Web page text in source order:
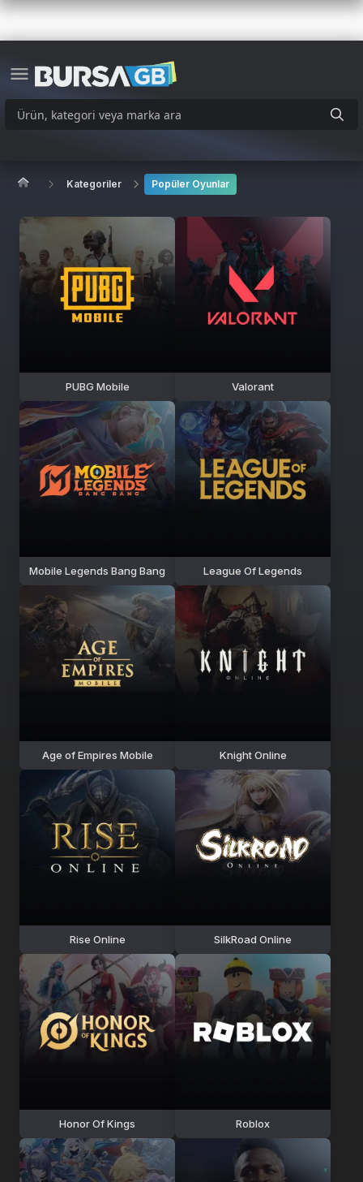
Kategoriler Popüler Oyunlar
PUBG Mobile Valorant
Mobile Legends Bang Bang League Of Legends
Age of Empires Mobile Knight Online
Rise Online SilkRoad Online
Honor Of Kings Roblox